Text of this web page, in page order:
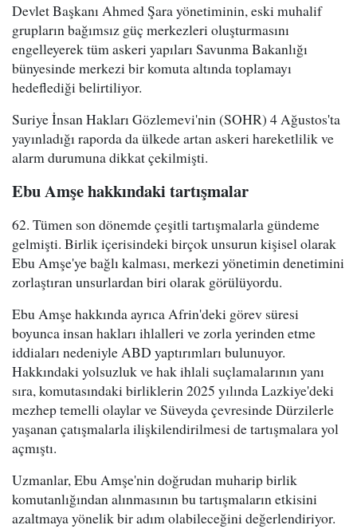
Devlet Başkanı Ahmed Şara yönetiminin, eski muhalif
grupların bağımsız güç merkezleri oluşturmasını
engelleyerek tüm askeri yapıları Savunma Bakanlığı
bünyesinde merkezi bir komuta altında toplamayı
hedeflediği belirtiliyor.
Suriye İnsan Hakları Gözlemevi'nin (SOHR) 4 Ağustos'ta
yayınladığı raporda da ülkede artan askeri hareketlilik ve
alarm durumuna dikkat çekilmişti.
Ebu Amşe hakkındaki tartışmalar
62. Tümen son dönemde çeşitli tartışmalarla gündeme
gelmişti. Birlik içerisindeki birçok unsurun kişisel olarak
Ebu Amşe'ye bağlı kalması, merkezi yönetimin denetimini
zorlaştıran unsurlardan biri olarak görülüyordu.
Ebu Amşe hakkında ayrıca Afrin'deki görev süresi
boyunca insan hakları ihlalleri ve zorla yerinden etme
iddiaları nedeniyle ABD yaptırımları bulunuyor.
Hakkındaki yolsuzluk ve hak ihlali suçlamalarının yanı
sıra, komutasındaki birliklerin 2025 yılında Lazkiye'deki
mezhep temelli olaylar ve Süveyda çevresinde Dürzilerle
yaşanan çatışmalarla ilişkilendirilmesi de tartışmalara yol
açmıştı.
Uzmanlar, Ebu Amşe'nin doğrudan muharip birlik
komutanlığından alınmasının bu tartışmaların etkisini
azaltmaya yönelik bir adım olabileceğini değerlendiriyor.